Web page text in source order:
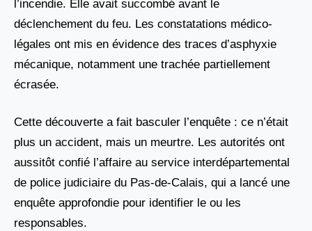
l’incendie. Elle avait succombé avant le
déclenchement du feu. Les constatations médico-
légales ont mis en évidence des traces d’asphyxie
mécanique, notamment une trachée partiellement
écrasée.
Cette découverte a fait basculer l’enquête : ce n’était
plus un accident, mais un meurtre. Les autorités ont
aussitôt confié l’affaire au service interdépartemental
de police judiciaire du Pas-de-Calais, qui a lancé une
enquête approfondie pour identifier le ou les
responsables.